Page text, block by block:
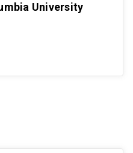
University